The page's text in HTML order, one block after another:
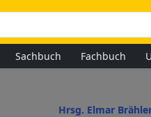
Sachbuch Fachbuch
Hrsg. Elmar